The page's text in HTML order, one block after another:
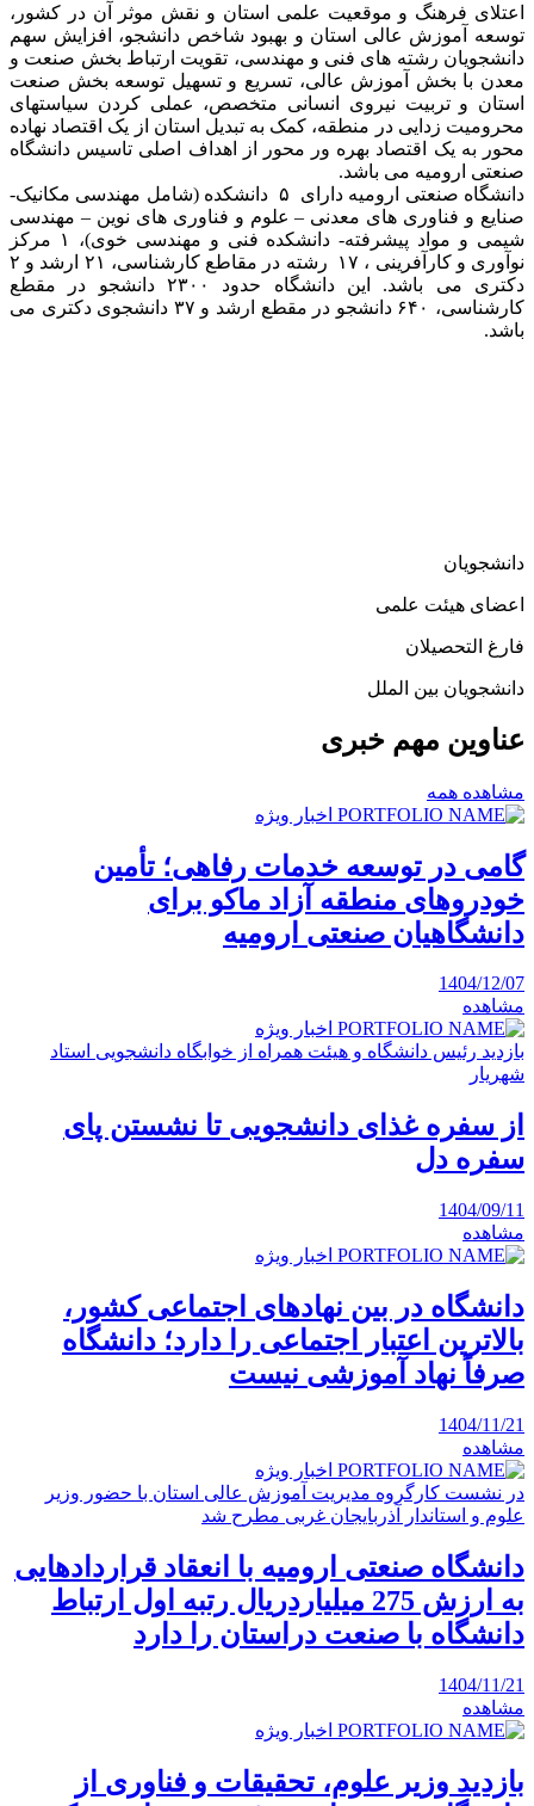
اعتلای فرهنگ و موقعیت علمی استان و نقش موثر آن در کشور،
توسعه آموزش عالی استان و بهبود شاخص دانشجو، افزایش سهم
دانشجویان رشته های فنی و مهندسی، تقویت ارتباط بخش صنعت و
معدن با بخش آموزش عالی، تسریع و تسهیل توسعه بخش صنعت
استان و تربیت نیروی انسانی متخصص، عملی کردن سیاستهای
محرومیت زدایی در منطقه، کمک به تبدیل استان از یک اقتصاد نهاده
محور به یک اقتصاد بهره ور محور از اهداف اصلی تاسیس دانشگاه
صنعتی ارومیه می باشد.
دانشگاه صنعتی ارومیه دارای ۵ دانشکده (شامل مهندسی مکانیک-
صنایع و فناوری های معدنی – علوم و فناوری های نوین – مهندسی
شیمی و مواد پیشرفته- دانشکده فنی و مهندسی خوی)، ۱ مرکز
نوآوری و کارآفرینی ، ۱۷ رشته در مقاطع کارشناسی، ۲۱ ارشد و ۲
دکتری می باشد. این دانشگاه حدود ۲۳۰۰ دانشجو در مقطع
کارشناسی، ۶۴۰ دانشجو در مقطع ارشد و ۳۷ دانشجوی دکتری می
باشد.
دانشجویان
اعضای هیئت علمی
فارغ التحصیلان
دانشجویان بین الملل
عناوین مهم خبری
مشاهده همه
اخبار ویژه
گامی در توسعه خدمات رفاهی؛ تأمین
خودروهای منطقه آزاد ماکو برای
دانشگاهیان صنعتی ارومیه
1404/12/07
مشاهده
اخبار ویژه
بازدید رئیس دانشگاه و هیئت همراه از خوابگاه دانشجویی استاد
شهریار
از سفره غذای دانشجویی تا نشستن پای
سفره دل
1404/09/11
مشاهده
اخبار ویژه
دانشگاه در بین نهادهای اجتماعی کشور،
بالاترین اعتبار اجتماعی را دارد؛ دانشگاه
صرفاً نهاد آموزشی نیست
1404/11/21
مشاهده
اخبار ویژه
در نشست کارگروه مدیریت آموزش عالی استان با حضور وزیر
علوم و استاندار آذربایجان غربی مطرح شد
دانشگاه صنعتی ارومیه با انعقاد قراردادهایی
به ارزش 275 میلیاردریال رتبه اول ارتباط
دانشگاه با صنعت دراستان را دارد
1404/11/21
مشاهده
اخبار ویژه
بازدید وزیر علوم، تحقیقات و فناوری از